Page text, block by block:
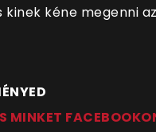
kéne megenni
MINKET